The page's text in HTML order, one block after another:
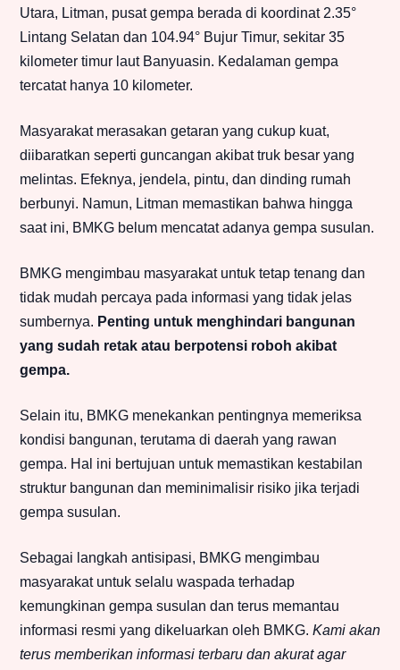
Utara, Litman, pusat gempa berada di koordinat 2.35°
Lintang Selatan dan 104.94° Bujur Timur, sekitar 35
kilometer timur laut Banyuasin. Kedalaman gempa
tercatat hanya 10 kilometer.
Masyarakat merasakan getaran yang cukup kuat,
diibaratkan seperti guncangan akibat truk besar yang
melintas. Efeknya, jendela, pintu, dan dinding rumah
berbunyi. Namun, Litman memastikan bahwa hingga
saat ini, BMKG belum mencatat adanya gempa susulan.
BMKG mengimbau masyarakat untuk tetap tenang dan
tidak mudah percaya pada informasi yang tidak jelas
sumbernya. Penting untuk menghindari bangunan
yang sudah retak atau berpotensi roboh akibat
gempa.
Selain itu, BMKG menekankan pentingnya memeriksa
kondisi bangunan, terutama di daerah yang rawan
gempa. Hal ini bertujuan untuk memastikan kestabilan
struktur bangunan dan meminimalisir risiko jika terjadi
gempa susulan.
Sebagai langkah antisipasi, BMKG mengimbau
masyarakat untuk selalu waspada terhadap
kemungkinan gempa susulan dan terus memantau
informasi resmi yang dikeluarkan oleh BMKG. Kami akan
terus memberikan informasi terbaru dan akurat agar